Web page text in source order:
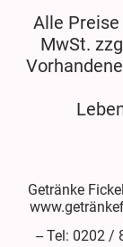
Alle
MwSt.
Getränke
-- Tel: 0202 /